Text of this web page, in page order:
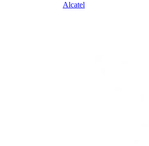
Alcatel